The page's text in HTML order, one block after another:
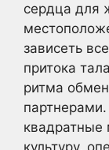
сердца для
зависеть
притока
ритма
квадратные